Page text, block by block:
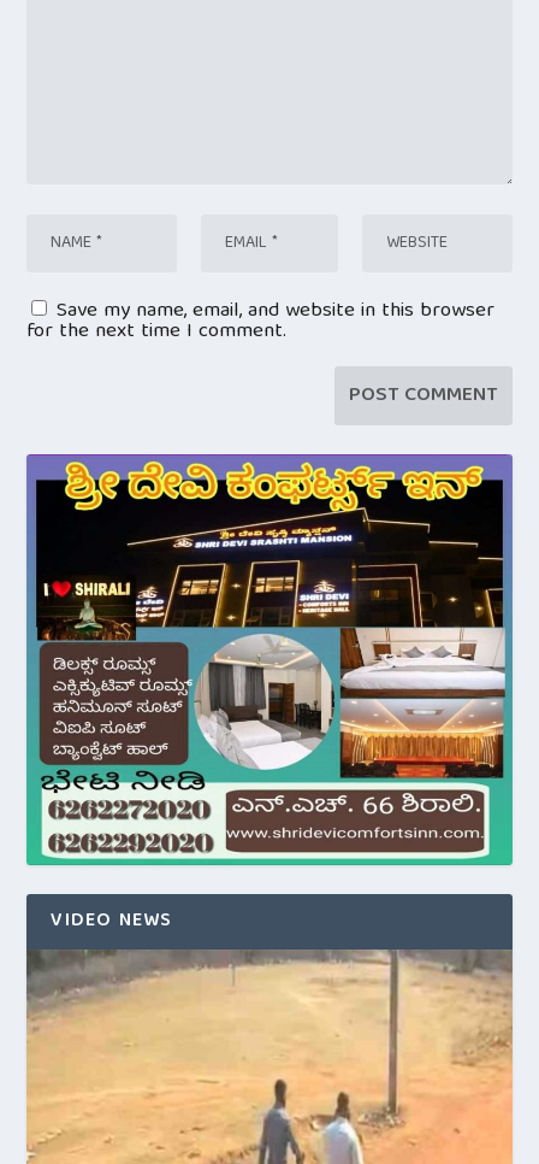
Save my name, email, and website in this browser
for the next time I comment.
VIDEO NEWS